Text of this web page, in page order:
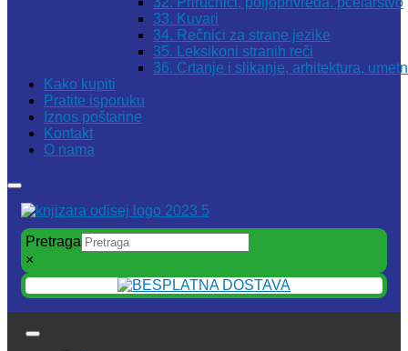
33. Kuvari
34. Rečnici za strane jezike
35. Leksikoni stranih reči
36. Crtanje i slikanje, arhitektura,
Kako kupiti
Pratite isporuku
Iznos poštarine
Kontakt
O nama
Pretraga
×